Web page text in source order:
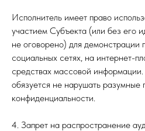
Исполнитель имеет право
участием Субъекта (или без его
не оговорено) для демонстрации
социальных сетях, на интернет-
средствах массовой
обязуется не нарушать разумные
конфиденциальности.
4. Запрет на распространение